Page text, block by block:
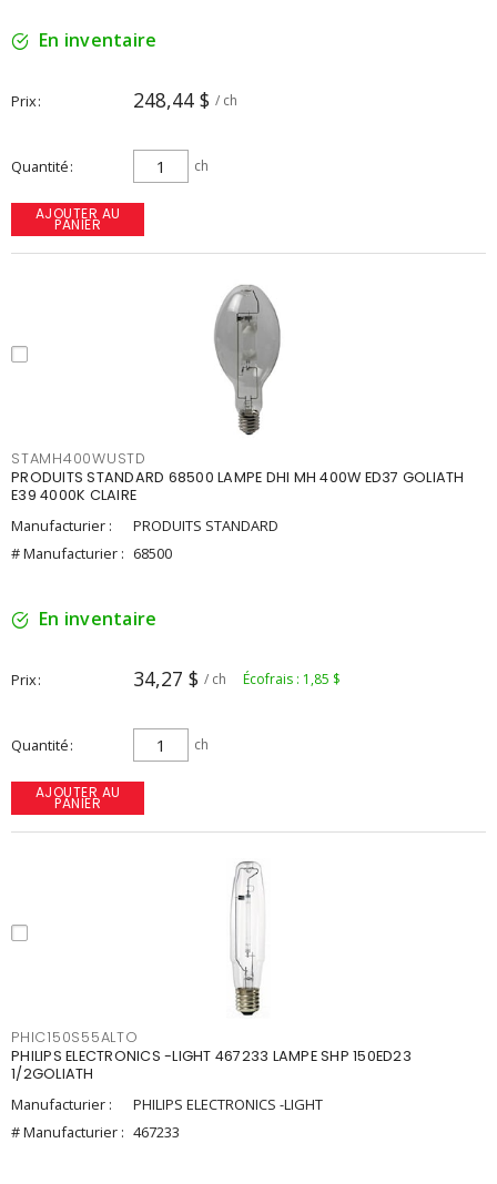
En inventaire
Prix 248,44 $ / ch
Quantité ch
AJOUTER AU
PANIER
STAMH400WUSTD
PRODUITS STANDARD 68500 LAMPE DHI MH 400W ED37 GOLIATH
E39 4000K CLAIRE
Manufacturier :
PRODUITS STANDARD
# Manufacturier : 68500
En inventaire
Prix 34,27 $ / ch Écofrais : 1,85 $
Quantité ch
AJOUTER AU
PANIER
PHIC150S55ALTO
PHILIPS ELECTRONICS -LIGHT 467233 LAMPE SHP 150ED23
1/2GOLIATH
Manufacturier :
PHILIPS ELECTRONICS -LIGHT
# Manufacturier : 467233